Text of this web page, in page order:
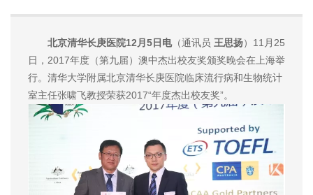
北京清华长庚医院12月5日电（通讯员 王思扬）11月25
日，2017年度（第九届）澳中杰出校友奖颁奖晚会在上海举
行。清华大学附属北京清华长庚医院临床流行病和生物统计
室主任张啸飞教授荣获2017“年度杰出校友奖”。